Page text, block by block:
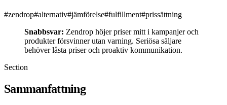
#zendrop#alternativ#jämförelse#fulfillment#prissättning
Snabbsvar: Zendrop höjer priser mitt i kampanjer och
produkter försvinner utan varning. Seriösa säljare
behöver låsta priser och proaktiv kommunikation.
Section
Sammanfattning